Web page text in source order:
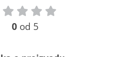
0 od 5